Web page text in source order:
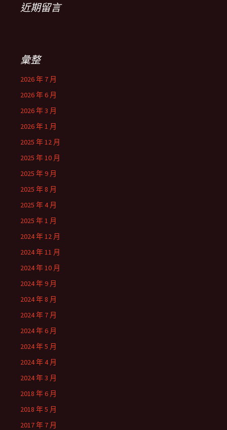
近期留言
彙整
2026 年 7 月
2026 年 6 月
2026 年 3 月
2026 年 1 月
2025 年 12 月
2025 年 10 月
2025 年 9 月
2025 年 8 月
2025 年 4 月
2025 年 1 月
2024 年 12 月
2024 年 11 月
2024 年 10 月
2024 年 9 月
2024 年 8 月
2024 年 7 月
2024 年 6 月
2024 年 5 月
2024 年 4 月
2024 年 3 月
2018 年 6 月
2018 年 5 月
2017 年 7 月